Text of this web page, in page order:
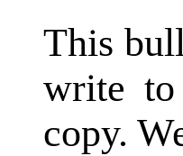
This
write to
copy.